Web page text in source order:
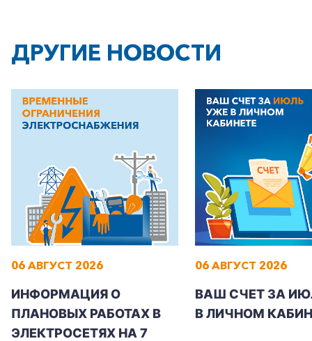
ДРУГИЕ НОВОСТИ
06 АВГУСТ 2026
ИНФОРМАЦИЯ О
ПЛАНОВЫХ РАБОТАХ В
ЭЛЕКТРОСЕТЯХ НА 7
06 АВГУСТ 2026
ВАШ СЧЕТ ЗА
В ЛИЧНОМ